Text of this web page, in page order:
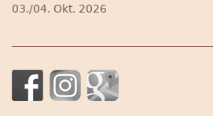
03./04. Okt. 2026